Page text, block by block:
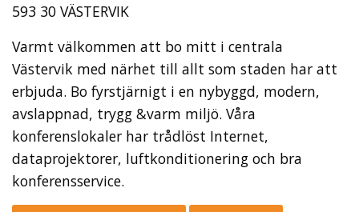
593 30 VÄSTERVIK
Varmt välkommen att bo mitt i centrala
Västervik med närhet till allt som staden har att
erbjuda. Bo fyrstjärnigt i en nybyggd, modern,
avslappnad, trygg &varm miljö. Våra
konferenslokaler har trådlöst Internet,
dataprojektorer, luftkonditionering och bra
konferensservice.